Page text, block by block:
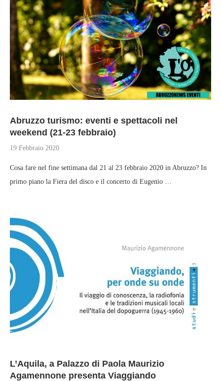
Abruzzo turismo: eventi e spettacoli nel
weekend (21-23 febbraio)
19 Febbraio 2020
Cosa fare nel fine settimana dal 21 al 23 febbraio 2020 in Abruzzo? In
primo piano la Fiera del disco e il concerto di Eugenio …
L’Aquila, a Palazzo di Paola Maurizio
Agamennone presenta Viaggiando